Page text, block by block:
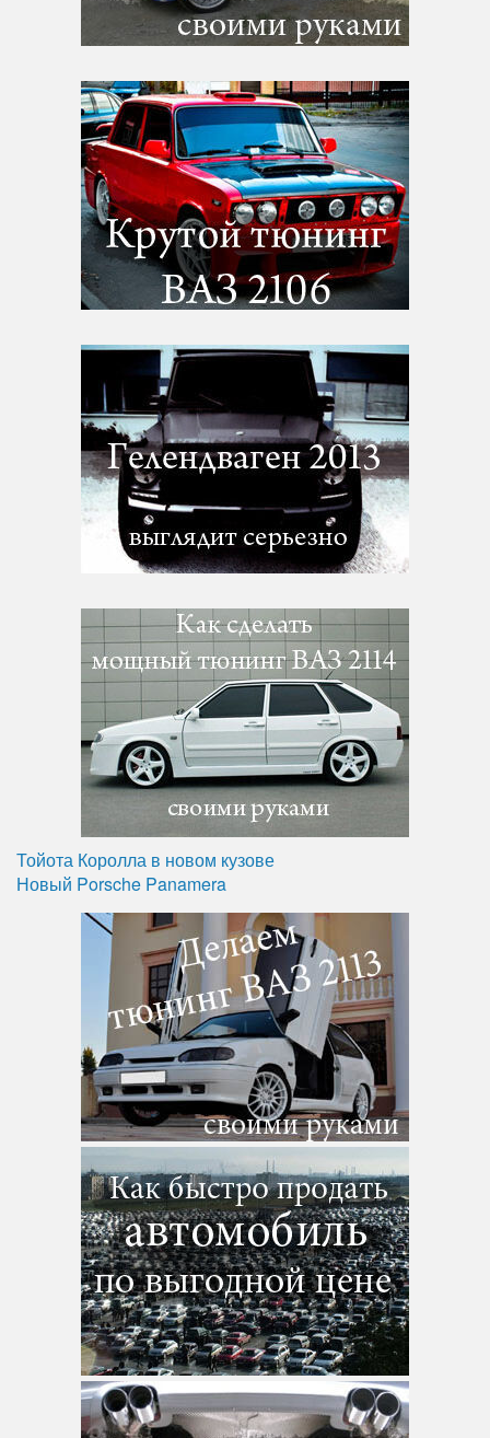
Тойота Королла в новом кузове
Новый Porsche Panamera